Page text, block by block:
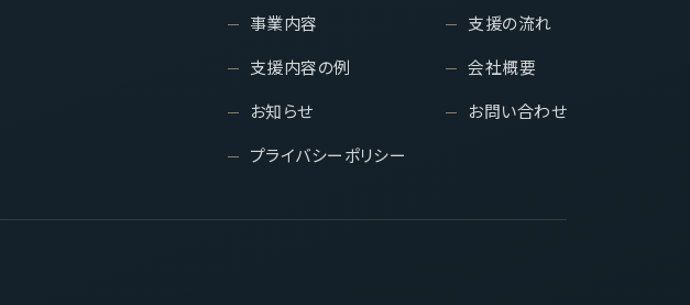
事業内容
支援の流れ
支援内容の例
会社概要
お知らせ
お問い合わせ
プライバシーポリシー